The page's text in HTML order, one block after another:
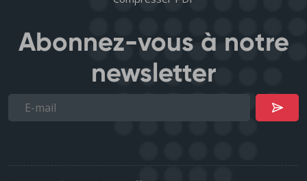
Abonnez-vous à notre
newsletter